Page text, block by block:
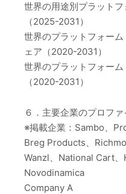
世界の用途別プラット
（2025-2031）
世界のプラットフォー
ェア（2020-2031）
世界のプラットフォー
（2020-2031）
６．主要企業のプロファ
※掲載企業：Sambo、
Breg Products、
Wanzl、National Cart、
Novodinamica
Company A